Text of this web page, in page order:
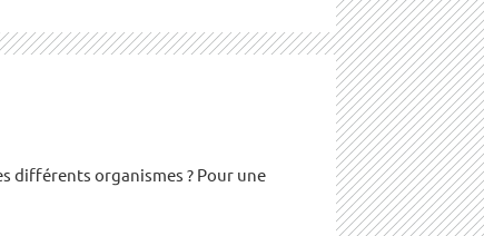
différents organismes ? Pour une